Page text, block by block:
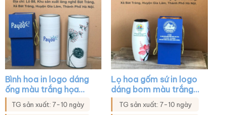
Bình hoa in logo dáng
ống màu trắng họa
tiết hoa bồ công anh
XG-LH19
TG sản xuất: 7-10 ngày
Lọ hoa gốm sứ in logo
dáng bom màu trắng
họa tiết hoa đào XG-
LH34
TG sản xuất: 7-10 ngày